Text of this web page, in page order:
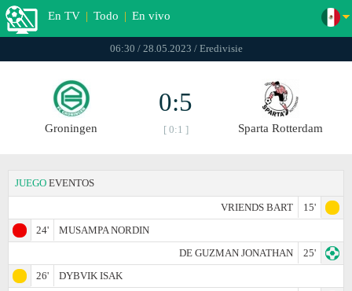
En TV | Todo | En vivo
06:30 / 28.05.2023 / Eredivisie
Groningen
0:5
[ 0:1 ] Sparta Rotterdam
JUEGO EVENTOS
VRIENDS BART
15'
24'
MUSAMPA NORDIN
DE GUZMAN JONATHAN
25'
26'
DYBVIK ISAK